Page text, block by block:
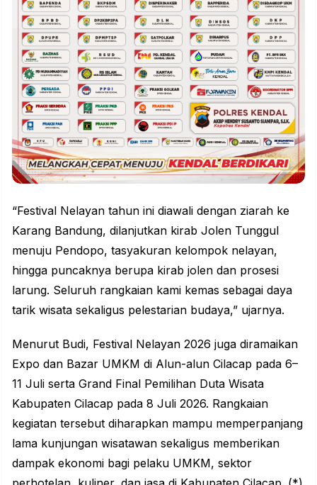
“Festival Nelayan tahun ini diawali dengan ziarah ke
Karang Bandung, dilanjutkan kirab Jolen Tunggul
menuju Pendopo, tasyakuran kelompok nelayan,
hingga puncaknya berupa kirab jolen dan prosesi
larung. Seluruh rangkaian kami kemas sebagai daya
tarik wisata sekaligus pelestarian budaya,” ujarnya.
Menurut Budi, Festival Nelayan 2026 juga diramaikan
Expo dan Bazar UMKM di Alun-alun Cilacap pada 6–
11 Juli serta Grand Final Pemilihan Duta Wisata
Kabupaten Cilacap pada 8 Juli 2026. Rangkaian
kegiatan tersebut diharapkan mampu memperpanjang
lama kunjungan wisatawan sekaligus memberikan
dampak ekonomi bagi pelaku UMKM, sektor